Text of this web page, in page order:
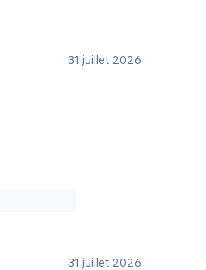
31 juillet 2026
31 juillet 2026